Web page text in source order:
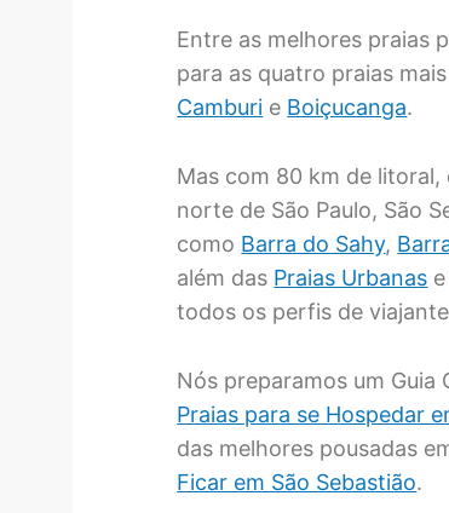
Entre as melhores praias
para as quatro praias
Camburi e Boiçucanga.
Mas com 80 km de
norte de São Paulo, São
como Barra do Sahy,
além das Praias Urbanas
todos os perfis de
Nós preparamos um
Praias para se Hospedar
das melhores pousadas
Ficar em São Sebastião.